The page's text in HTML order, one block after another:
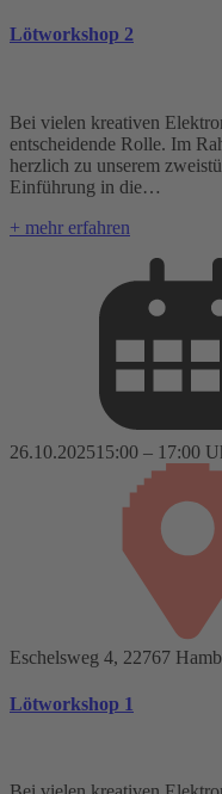
Lötworkshop 2
Bei vielen kreativen
entscheidende Rolle. Im
herzlich zu unserem
Einführung in die…
+ mehr erfahren
26.10.202515:00 – 17:00
Eschelsweg 4, 22767
Lötworkshop 1